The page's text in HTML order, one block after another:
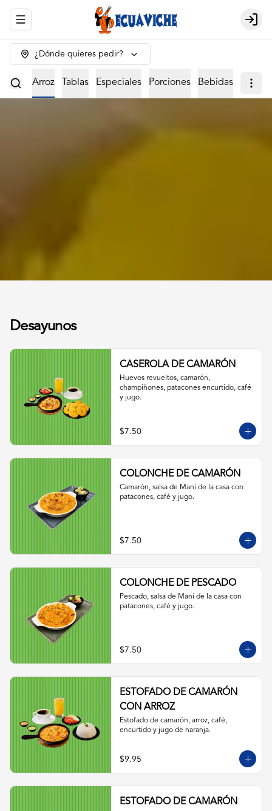
Abrir menu de navegación Login
¿Dónde quieres pedir?
Arroz Tablas Especiales Porciones Bebidas
Desayunos
CASEROLA DE CAMARÓN
Huevos revueltos, camarón,
champiñones, patacones encurtido, café
y jugo.
$7.50
COLONCHE DE CAMARÓN
Camarón, salsa de Maní de la casa con
patacones, café y jugo.
$7.50
COLONCHE DE PESCADO
Pescado, salsa de Maní de la casa con
patacones, café y jugo.
$7.50
ESTOFADO DE CAMARÓN
CON ARROZ
Estofado de camarón, arroz, café,
encurtido y jugo de naranja.
$9.95
ESTOFADO DE CAMARÓN